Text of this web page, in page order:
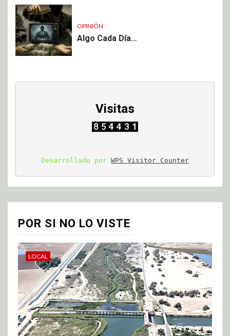
OPINIÓN
Algo Cada Día…
Visitas
Desarrollado por WPS Visitor Counter
POR SI NO LO VISTE
LOCAL